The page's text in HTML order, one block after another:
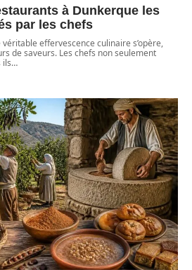
à Dunkerque les
par les chefs
effervescence culinaire s’opère,
de saveurs. Les chefs non seulement
ils…